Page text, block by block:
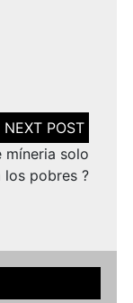
míneria solo
los pobres ?